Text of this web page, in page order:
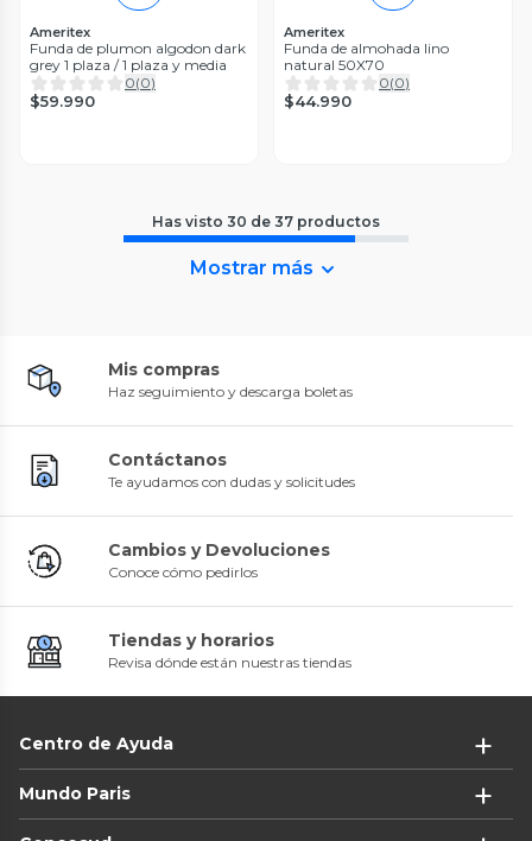
Ameritex
Funda de plumon algodon dark
grey 1 plaza / 1 plaza y media
0(0)
$59.990
Ameritex
Funda de almohada lino
natural 50X70
0(0)
$44.990
Has visto 30 de 37 productos
Mostrar más
Mis compras
Haz seguimiento y descarga boletas
Contáctanos
Te ayudamos con dudas y solicitudes
Cambios y Devoluciones
Conoce cómo pedirlos
Tiendas y horarios
Revisa dónde están nuestras tiendas
Centro de Ayuda
Mundo Paris